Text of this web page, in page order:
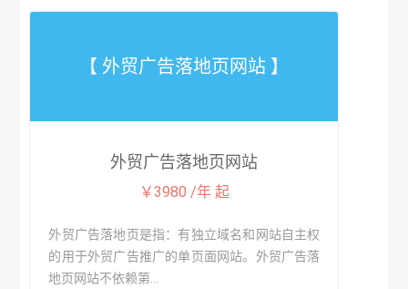
【 外贸广告落地页网站 】
外贸广告落地页网站
￥3980 /年 起
外贸广告落地页是指：有独立域名和网站自主权
的用于外贸广告推广的单页面网站。外贸广告落
地页网站不依赖第...